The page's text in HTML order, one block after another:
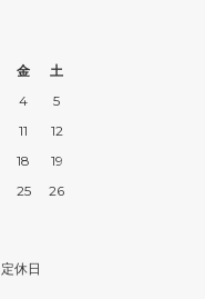
金
土
4
5
11
12
18
19
25
26
休日